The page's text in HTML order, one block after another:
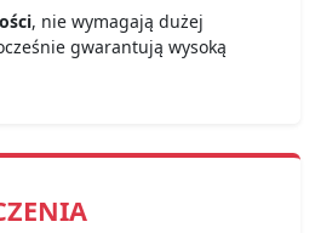
, nie wymagają dużej
gwarantują wysoką